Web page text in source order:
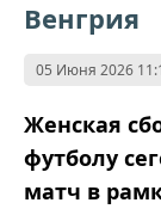
Венгрия
05 Июня 2026
Женская
футболу
матч в